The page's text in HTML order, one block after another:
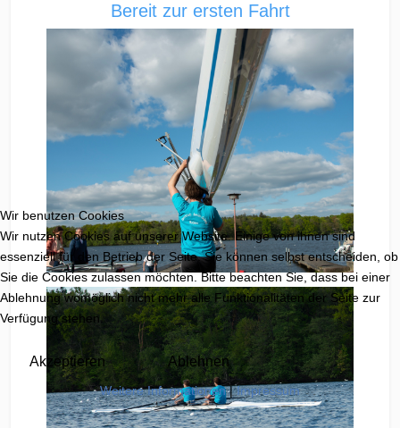
Bereit zur ersten Fahrt
Wir benutzen Cookies
Wir nutzen Cookies auf unserer Website. Einige von ihnen sind
essenziell für den Betrieb der Seite. Sie können selbst entscheiden, ob
Sie die Cookies zulassen möchten. Bitte beachten Sie, dass bei einer
Ablehnung womöglich nicht mehr alle Funktionalitäten der Seite zur
Verfügung stehen.
Akzeptieren Ablehnen
Weitere Informationen|Impressum